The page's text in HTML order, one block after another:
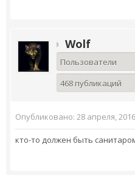
Wolf
Пользователи
468 публикаций
Опубликовано: 28 апреля, 2016
кто-то должен быть